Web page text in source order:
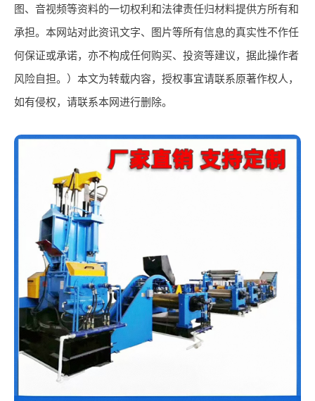
图、音视频等资料的一切权利和法律责任归材料提供方所有和
承担。本网站对此资讯文字、图片等所有信息的真实性不作任
何保证或承诺，亦不构成任何购买、投资等建议，据此操作者
风险自担。）本文为转载内容，授权事宜请联系原著作权人，
如有侵权，请联系本网进行删除。